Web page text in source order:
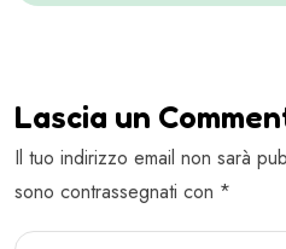
Lascia un
Il tuo indirizzo email non sarà
sono contrassegnati con *